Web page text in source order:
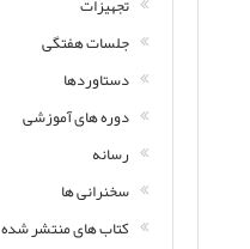
جلسات هفتگی
دستاوردها
دوره های آموزشی
رسانه
سخنرانی ها
کتاب های منتشر شده